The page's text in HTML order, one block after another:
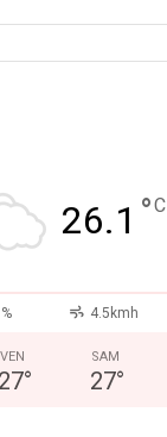
26.1 °C
4.5kmh
VEN
27°
SAM
27°